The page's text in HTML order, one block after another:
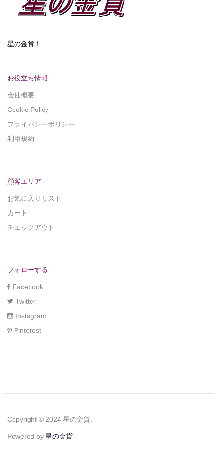
星の金貨！
お役立ち情報
会社概要
Cookie Policy
プライバシーポリシー
利用規約
顧客エリア
お気に入りリスト
カート
チェックアウト
フォローする
Facebook
Twitter
Instagram
Pinterest
Copyright © 2024 星の金貨.
Powered by 星の金貨